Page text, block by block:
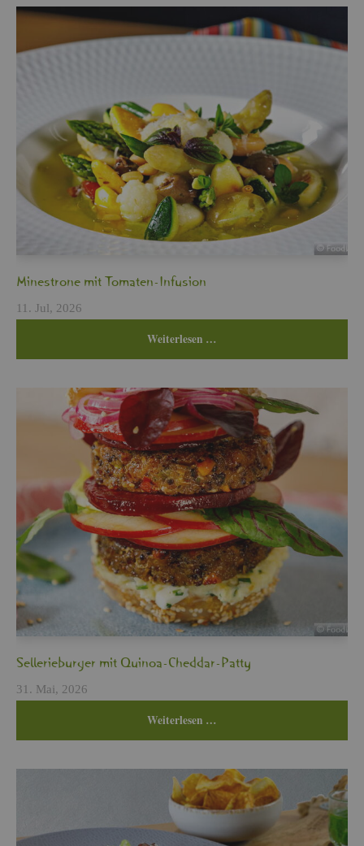
Min­es­tro­ne mit To­ma­ten-In­fu­si­on
11. Jul, 2026
Wei­ter­le­sen …
Sel­le­rie­bur­ger mit Qui­noa-Ched­dar-Patty
31. Mai, 2026
Wei­ter­le­sen …